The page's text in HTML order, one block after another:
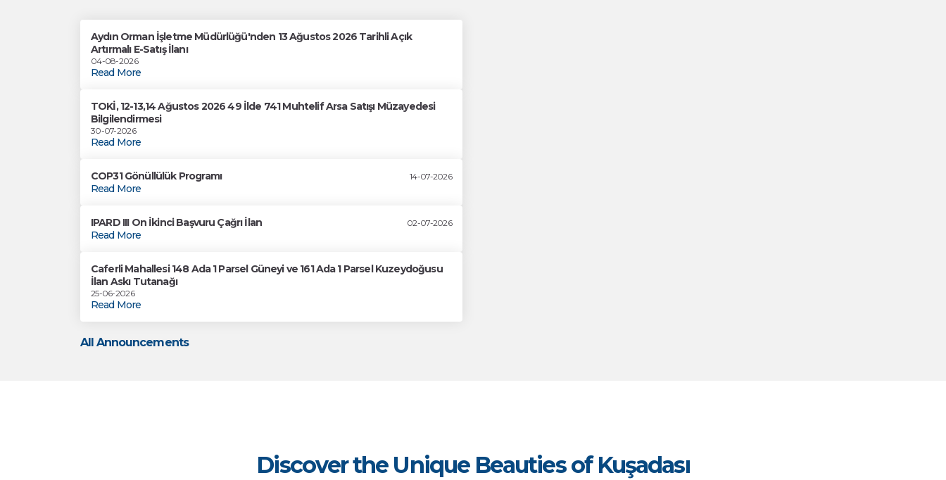
Aydın Orman İşletme Müdürlüğü'nden 13 Ağustos 2026 Tarihli Açık
Artırmalı E-Satış İlanı
04-08-2026
Read More
TOKİ, 12-13,14 Ağustos 2026 49 İlde 741 Muhtelif Arsa Satışı Müzayedesi
Bilgilendirmesi
30-07-2026
Read More
COP31 Gönüllülük Programı 14-07-2026
Read More
IPARD III On İkinci Başvuru Çağrı İlan 02-07-2026
Read More
Caferli Mahallesi 148 Ada 1 Parsel Güneyi ve 161 Ada 1 Parsel Kuzeydoğusu
İlan Askı Tutanağı
25-06-2026
Read More
All Announcements
Discover the Unique Beauties of Kuşadası